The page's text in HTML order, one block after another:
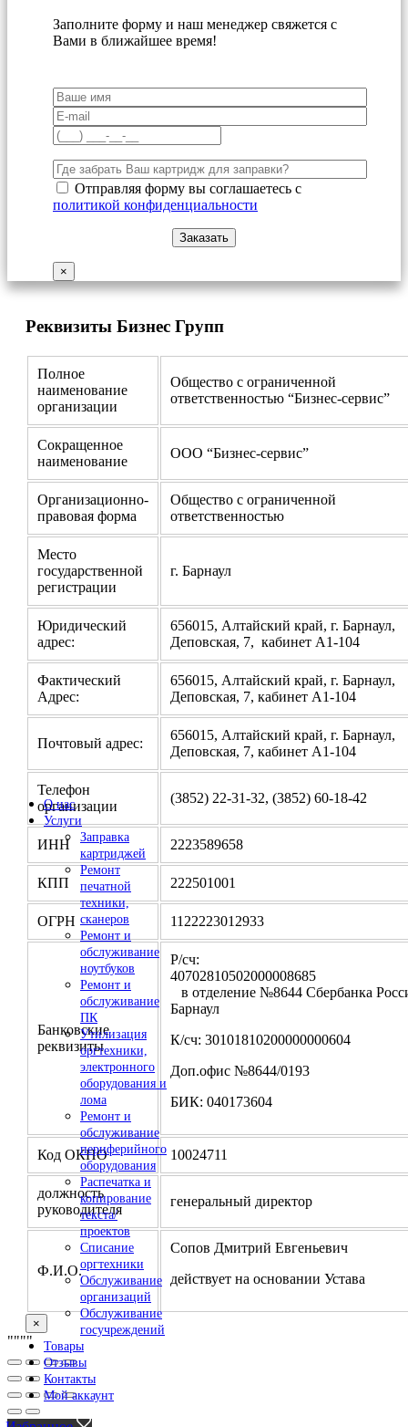
О нас
Услуги
Заправка
картриджей
Ремонт
печатной
техники,
сканеров
Ремонт и
обслуживание
ноутбуков
Ремонт и
обслуживание
ПК
Утилизация
оргтехники,
электронного
оборудования и
лома
Ремонт и
обслуживание
периферийного
оборудования
Распечатка и
копирование
текста/
проектов
Списание
оргтехники
Обслуживание
организаций
Обслуживание
госучреждений
Товары
Отзывы
Контакты
Мой аккаунт
Заполните форму и наш менеджер свяжется с
Вами в ближайшее время!
Отправляя форму вы соглашаетесь с
политикой конфиденциальности
×
Реквизиты Бизнес Групп
Полное
наименование
организации
Общество с ограниченной
ответственностью “Бизнес-сервис”
Сокращенное
наименование
ООО “Бизнес-сервис”
Организационно-
правовая форма
Общество с ограниченной
ответственностью
Место
государственной
регистрации
г. Барнаул
Юридический
адрес:
656015, Алтайский край, г. Барнаул,
Деповская, 7, кабинет А1-104
Фактический
Адрес:
656015, Алтайский край, г. Барнаул,
Деповская, 7, кабинет А1-104
Почтовый адрес:
656015, Алтайский край, г. Барнаул,
Деповская, 7, кабинет А1-104
Телефон
организации
(3852) 22-31-32, (3852) 60-18-42
ИНН 2223589658
КПП 222501001
ОГРН 1122223012933
Банковские
реквизиты
Р/сч:
в отделение №8644 Сбербанка
Барнаул
К/сч: 30101810200000000604
Доп.офис №8644/0193
БИК: 040173604
Код ОКПО 10024711
должность
руководителя
генеральный директор
Ф.И.О.
Сопов Дмитрий Евгеньевич
действует на основании Устава
×
""""